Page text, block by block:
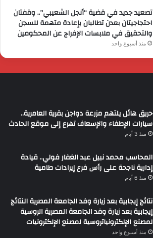
تصعيد جديد في قضية “أنجل الشعيبي”.. وقفتان
احتجاجيتان بعدن تطالبان بإعادة متهمة للسجن
والتحقيق في ملابسات الإفراج عن المحكومين
منذ أسبوع واحد
حريق هائل يلتهم مزرعة دواجن بقرية العامرية..
سيارات الإطفاء والإسعاف تهرع إلى موقع الحادث
منذ 3 أيام
المحاسب محمد نبيل عبد الغفار فولي.. قيادة
إدارية ناجحة على رأس فرع إيرادات طامية
منذ 6 أيام
نتائج إيجابية بعد زيارة وفد الجامعة المصرية النتائج
إيجابية بعد زيارة وفد الجامعة المصرية الروسية
لمصنع الإلكترونياتروسية لمصنع الإلكترونيات
منذ أسبوع واحد